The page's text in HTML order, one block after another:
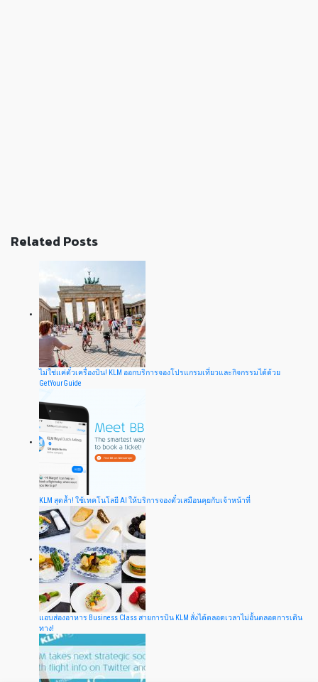
Related Posts
ไม่ใช่แค่ตั๋วเครื่องบิน! KLM ออกบริการจองโปรแกรมเที่ยวและกิจกรรมได้ด้วย
GetYourGuide
KLM สุดล้ำ! ใช้เทคโนโลยี AI ให้บริการจองตั๋วเสมือนคุยกับเจ้าหน้าที่
แอบส่องอาหาร Business Class สายการบิน KLM สั่งได้ตลอดเวลาไม่อั้นตลอดการเดิน
ทาง!